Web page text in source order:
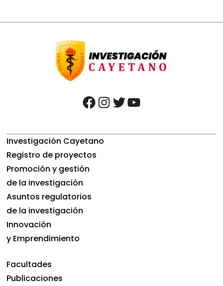
facebook instagram twitter youtube
Investigación Cayetano
Registro de proyectos
Promoción y gestión
de la investigación
Asuntos regulatorios
de la investigación
Innovación
y Emprendimiento
Facultades
Publicaciones